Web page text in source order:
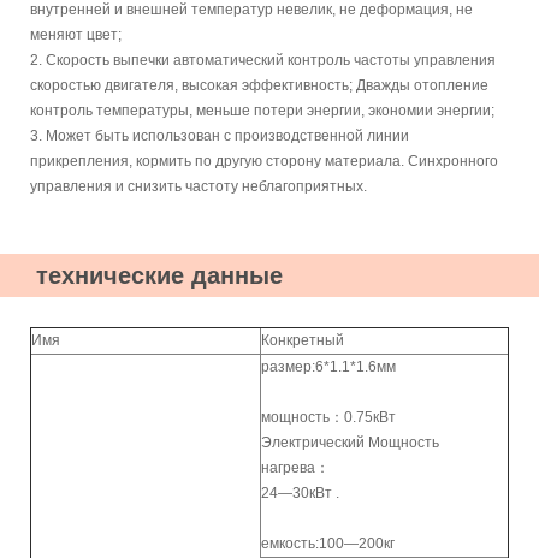
внутренней и внешней температур невелик, не деформация, не
меняют цвет;
2. Скорость выпечки автоматический контроль частоты управления
скоростью двигателя, высокая эффективность; Дважды отопление
контроль температуры, меньше потери энергии, экономии энергии;
3. Может быть использован с производственной линии
прикрепления, кормить по другую сторону материала. Синхронного
управления и снизить частоту неблагоприятных.
технические данные
Имя Конкретный
размер:6*1.1*1.6мм
мощность：0.75кВт
Электрический Мощность
нагрева：
24—30кВт .
емкость:100—200кг